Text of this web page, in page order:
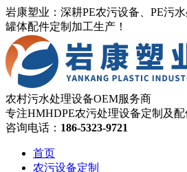
岩康塑业：深耕PE农污设备、PE污
罐体配件定制加工生产！
农村污水处理设备OEM服务商
专注HMHDPE农污处理设备定制及
咨询电话： 186-5323-9721
首页
农污设备定制